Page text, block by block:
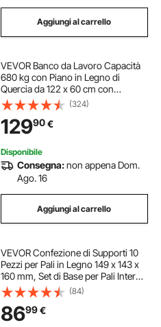
Aggiungi al carrello
VEVOR Banco da Lavoro Capacità
680 kg con Piano in Legno di
Quercia da 122 x 60 cm con
Regolazione dell'Altezza da 67 a 102
cm, Tavolo da Lavoro in Legno
Massello Resistente per Garage,
Officina
(324)
12990€
Disponibile
Consegna:non appena Dom.
Ago. 16
Aggiungi al carrello
VEVOR Confezione di Supporti 10
Pezzi per Pali in Legno 149 x 143 x
160 mm, Set di Base per Pali Interni
in Acciaio a Carbonio per
Ancoraggio Pali in Legno Ringhiere,
Corrimano di Terrazze, Portici
(84)
8699€